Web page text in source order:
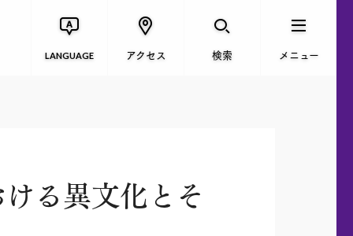
LANGUAGE アクセス 検索 メニュー
る異文化とそ